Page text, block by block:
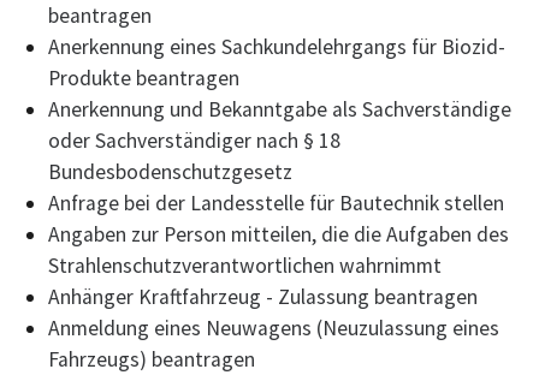
beantragen
Anerkennung eines Sachkundelehrgangs für Biozid-
Produkte beantragen
Anerkennung und Bekanntgabe als Sachverständige
oder Sachverständiger nach § 18
Bundesbodenschutzgesetz
Anfrage bei der Landesstelle für Bautechnik stellen
Angaben zur Person mitteilen, die die Aufgaben des
Strahlenschutzverantwortlichen wahrnimmt
Anhänger Kraftfahrzeug - Zulassung beantragen
Anmeldung eines Neuwagens (Neuzulassung eines
Fahrzeugs) beantragen